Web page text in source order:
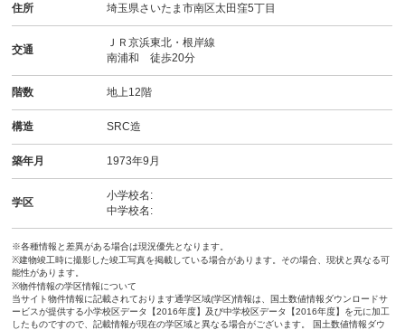
住所 埼玉県さいたま市南区太田窪5丁目
交通
ＪＲ京浜東北・根岸線
南浦和 徒歩20分
階数 地上12階
構造 SRC造
築年月 1973年9月
学区
小学校名:
中学校名:
※各種情報と差異がある場合は現況優先となります。
※建物竣工時に撮影した竣工写真を掲載している場合があります。その場合、現状と異なる可
能性があります。
※物件情報の学区情報について
当サイト物件情報に記載されております通学区域(学区)情報は、国土数値情報ダウンロードサ
ービスが提供する小学校区データ【2016年度】及び中学校区データ【2016年度】を元に加工
したものですので、記載情報が現在の学区域と異なる場合がございます。 国土数値情報ダウ